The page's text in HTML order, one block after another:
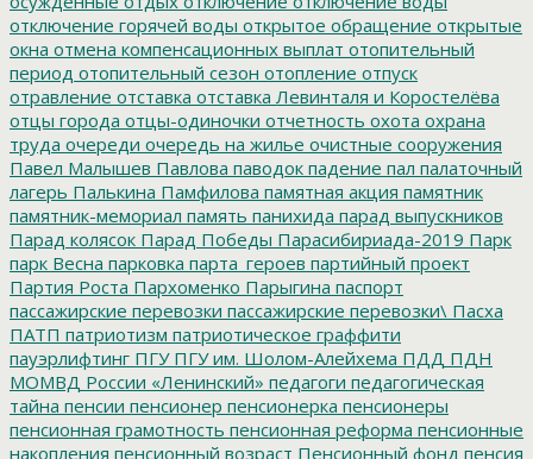
отключение горячей воды открытое обращение открытые
окна отмена компенсационных выплат отопительный
период отопительный сезон отопление отпуск
отравление отставка отставка Левинталя и Коростелёва
отцы города отцы-одиночки отчетность охота охрана
труда очереди очередь на жилье очистные сооружения
Павел Малышев Павлова паводок падение пал палаточный
лагерь Палькина Памфилова памятная акция памятник
памятник-мемориал память панихида парад выпускников
Парад колясок Парад Победы Парасибириада-2019 Парк
парк Весна парковка парта_героев партийный проект
Партия Роста Пархоменко Парыгина паспорт
пассажирские перевозки пассажирские перевозки\ Пасха
ПАТП патриотизм патриотическое граффити
пауэрлифтинг ПГУПГУ им. Шолом-Алейхема ПДД ПДН
МОМВД России «Ленинский» педагоги педагогическая
тайна пенсии пенсионер пенсионерка пенсионеры
пенсионная грамотность пенсионная реформа пенсионные
накопления пенсионный возраст Пенсионный фонд пенсия